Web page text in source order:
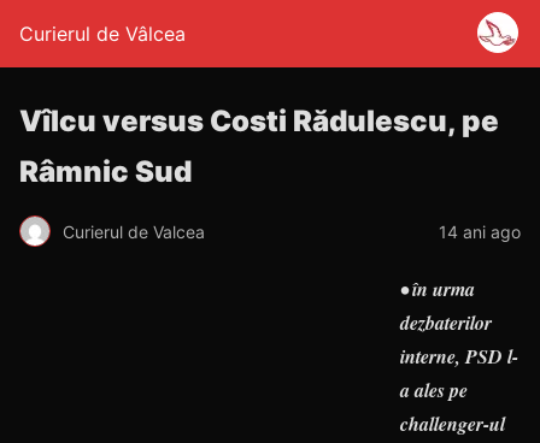
Curierul de Vâlcea
Vîlcu versus Costi Rădulescu, pe
Râmnic Sud
Curierul de Valcea 14 ani ago
• în urma
dezbaterilor
interne, PSD l-
a ales pe
challenger-ul